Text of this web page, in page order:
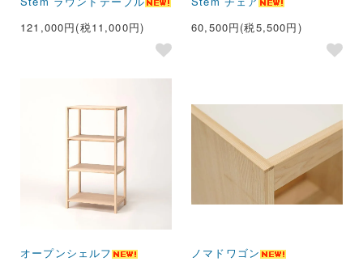
121,000円(税11,000円)
60,500円(税5,500円)
オープンシェルフ
ノマドワゴン